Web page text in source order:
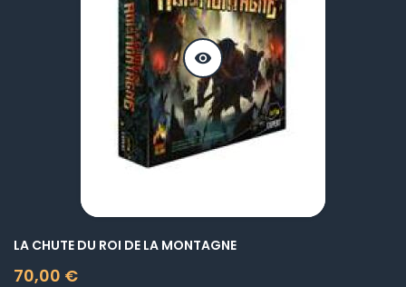
visibility
LA CHUTE DU ROI DE LA MONTAGNE
70,00 €